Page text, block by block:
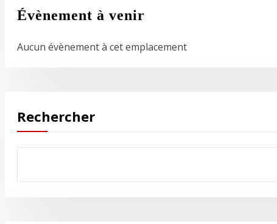
Évènement à venir
Aucun évènement à cet emplacement
Rechercher